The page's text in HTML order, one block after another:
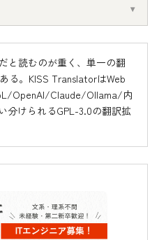
と読むのが重く、単一の翻
る。KISS TranslatorはWeb
OpenAI/Claude/Ollama/内
分けられるGPL-3.0の翻訳拡